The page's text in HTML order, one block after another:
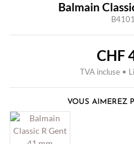
Balmain
CHF
TVA incluse •
VOUS AIMEREZ